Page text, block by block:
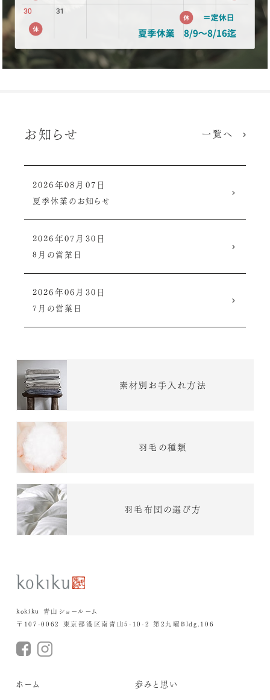
お知らせ 一覧へ
2026年08月07日
夏季休業のお知らせ
2026年07月30日
8月の営業日
2026年06月30日
7月の営業日
素材別お手入れ方法
羽毛の種類
羽毛布団の選び方
kokiku 青山ショールーム
〒107-0062 東京都港区南青山5-10-2 第2九曜Bldg.106
ホーム 歩みと思い